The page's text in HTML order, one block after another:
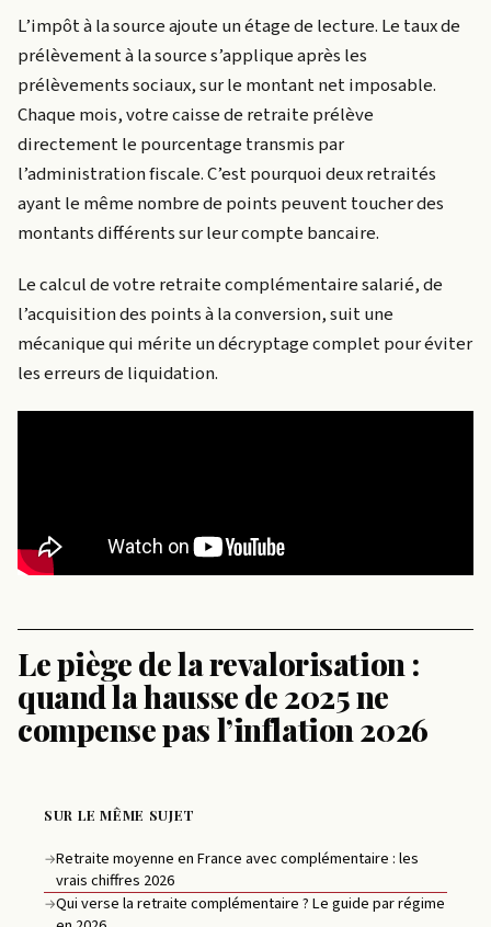
L’impôt à la source ajoute un étage de lecture. Le taux de
prélèvement à la source s’applique après les
prélèvements sociaux, sur le montant net imposable.
Chaque mois, votre caisse de retraite prélève
directement le pourcentage transmis par
l’administration fiscale. C’est pourquoi deux retraités
ayant le même nombre de points peuvent toucher des
montants différents sur leur compte bancaire.
Le calcul de votre retraite complémentaire salarié, de
l’acquisition des points à la conversion, suit une
mécanique qui mérite un décryptage complet pour éviter
les erreurs de liquidation.
Le piège de la revalorisation :
quand la hausse de 2025 ne
compense pas l’inflation 2026
SUR LE MÊME SUJET
→Retraite moyenne en France avec complémentaire : les
vrais chiffres 2026
→Qui verse la retraite complémentaire ? Le guide par régime